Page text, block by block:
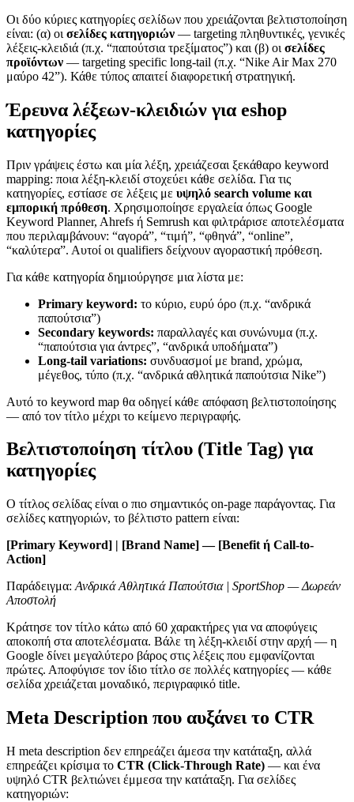
Οι δύο κύριες κατηγορίες σελίδων που χρειάζονται βελτιστοποίηση
είναι: (α) οι σελίδες κατηγοριών — targeting πληθυντικές, γενικές
λέξεις-κλειδιά (π.χ. “παπούτσια τρεξίματος”) και (β) οι σελίδες
προϊόντων — targeting specific long-tail (π.χ. “Nike Air Max 270
μαύρο 42”). Κάθε τύπος απαιτεί διαφορετική στρατηγική.
Έρευνα λέξεων-κλειδιών για eshop
κατηγορίες
Πριν γράψεις έστω και μία λέξη, χρειάζεσαι ξεκάθαρο keyword
mapping: ποια λέξη-κλειδί στοχεύει κάθε σελίδα. Για τις
κατηγορίες, εστίασε σε λέξεις με υψηλό search volume και
εμπορική πρόθεση. Χρησιμοποίησε εργαλεία όπως Google
Keyword Planner, Ahrefs ή Semrush και φιλτράρισε αποτελέσματα
που περιλαμβάνουν: “αγορά”, “τιμή”, “φθηνά”, “online”,
“καλύτερα”. Αυτοί οι qualifiers δείχνουν αγοραστική πρόθεση.
Για κάθε κατηγορία δημιούργησε μια λίστα με:
Primary keyword: το κύριο, ευρύ όρο (π.χ. “ανδρικά
παπούτσια”)
Secondary keywords: παραλλαγές και συνώνυμα (π.χ.
“παπούτσια για άντρες”, “ανδρικά υποδήματα”)
Long-tail variations: συνδυασμοί με brand, χρώμα,
μέγεθος, τύπο (π.χ. “ανδρικά αθλητικά παπούτσια Nike”)
Αυτό το keyword map θα οδηγεί κάθε απόφαση βελτιστοποίησης
— από τον τίτλο μέχρι το κείμενο περιγραφής.
Βελτιστοποίηση τίτλου (Title Tag) για
κατηγορίες
Ο τίτλος σελίδας είναι ο πιο σημαντικός on-page παράγοντας. Για
σελίδες κατηγοριών, το βέλτιστο pattern είναι:
[Primary Keyword] | [Brand Name] — [Benefit ή Call-to-
Action]
Παράδειγμα: Ανδρικά Αθλητικά Παπούτσια | SportShop — Δωρεάν
Αποστολή
Κράτησε τον τίτλο κάτω από 60 χαρακτήρες για να αποφύγεις
αποκοπή στα αποτελέσματα. Βάλε τη λέξη-κλειδί στην αρχή — η
Google δίνει μεγαλύτερο βάρος στις λέξεις που εμφανίζονται
πρώτες. Αποφύγισε τον ίδιο τίτλο σε πολλές κατηγορίες — κάθε
σελίδα χρειάζεται μοναδικό, περιγραφικό title.
Meta Description που αυξάνει το CTR
Η meta description δεν επηρεάζει άμεσα την κατάταξη, αλλά
επηρεάζει κρίσιμα το CTR (Click-Through Rate) — και ένα
υψηλό CTR βελτιώνει έμμεσα την κατάταξη. Για σελίδες
κατηγοριών: